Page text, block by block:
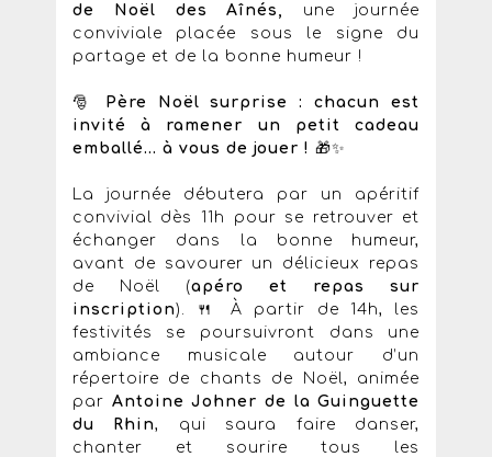
de Noël des Aînés, une journée
conviviale placée sous le signe du
partage et de la bonne humeur !
🎅
Père Noël surprise : chacun est
invité à ramener un petit cadeau
emballé… à vous de jouer ! 🎁✨
La journée débutera par un apéritif
convivial dès 11h pour se retrouver et
échanger dans la bonne humeur,
avant de savourer un délicieux repas
de Noël (apéro et repas
sur
inscription). 🍴 À partir de 14h, les
festivités se poursuivront dans une
ambiance musicale autour d’un
répertoire de chants de Noël, animée
par Antoine Johner de la Guinguette
du Rhin, qui saura faire danser,
chanter et sourire tous les